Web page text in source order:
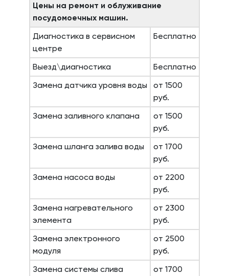
Цены на ремонт и облуживание
посудомоечных машин.
Диагностика в сервисном
центре
Бесплатно
Выезд\диагностика
Бесплатно
Замена датчика уровня воды
от 1500
руб.
Замена заливного клапана
от 1500
руб.
Замена шланга залива воды
от 1700
руб.
Замена насоса воды
от 2200
руб.
Замена нагревательного
элемента
от 2300
руб.
Замена электронного
модуля
от 2500
руб.
Замена системы слива
от 1700